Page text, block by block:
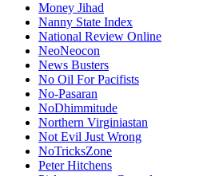
Money Jihad
Nanny State Index
National Review Online
NeoNeocon
News Busters
No Oil For Pacifists
No-Pasaran
NoDhimmitude
Northern Virginiastan
Not Evil Just Wrong
NoTricksZone
Peter Hitchens